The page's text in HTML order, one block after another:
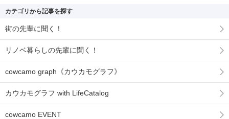
カテゴリから記事を探す
街の先輩に聞く！
リノベ暮らしの先輩に聞く！
cowcamo graph《カウカモグラフ》
カウカモグラフ with LifeCatalog
cowcamo EVENT